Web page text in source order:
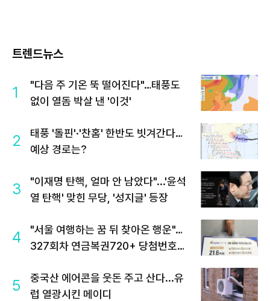
트렌드뉴스
1
"다음 주 기온 뚝 떨어진다"…태풍도
없이 열돔 박살 낸 '이것'
2
태풍 '돌핀'·'찬홈' 한반도 빗겨간다…
예상 경로는?
3
"이재명 탄핵, 얼마 안 남았다"...'윤석
열 탄핵' 맞힌 무당, '성지글' 등장
4
"서울 여행하는 꿈 뒤 찾아온 행운"…
327회차 연금복권720+ 당첨번호조
5
중국산 에어콘을 웃돈 주고 산다...유
럽 열광시킨 메이디